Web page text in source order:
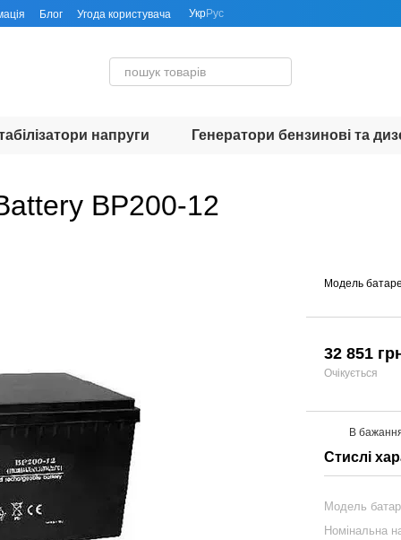
Блог Угода користувача УкрРус
напруги Генератори бензинові та
BP200-12
Модель
32 851
Очікується
В
Стислі
Модель
Номінальна